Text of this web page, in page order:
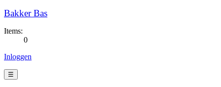
Bakker Bas
Items:
0
Inloggen
☰